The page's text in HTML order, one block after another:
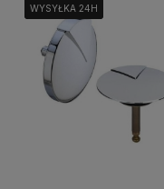
WYSYŁKA 24H
WYSYŁKA 24H
WYSYŁKA 24H